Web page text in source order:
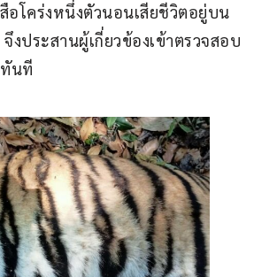
อโคร่งหนึ่งตัวนอนเสียชีวิตอยู่บน
งประสานผู้เกี่ยวข้องเข้าตรวจสอบ
นที